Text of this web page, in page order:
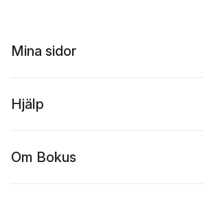
Mina sidor
Hjälp
Om Bokus